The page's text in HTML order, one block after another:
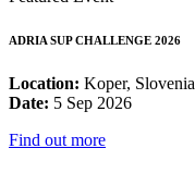
ADRIA SUP CHALLENGE 2026
Location: Koper, Slovenia
Date: 5 Sep 2026
Find out more